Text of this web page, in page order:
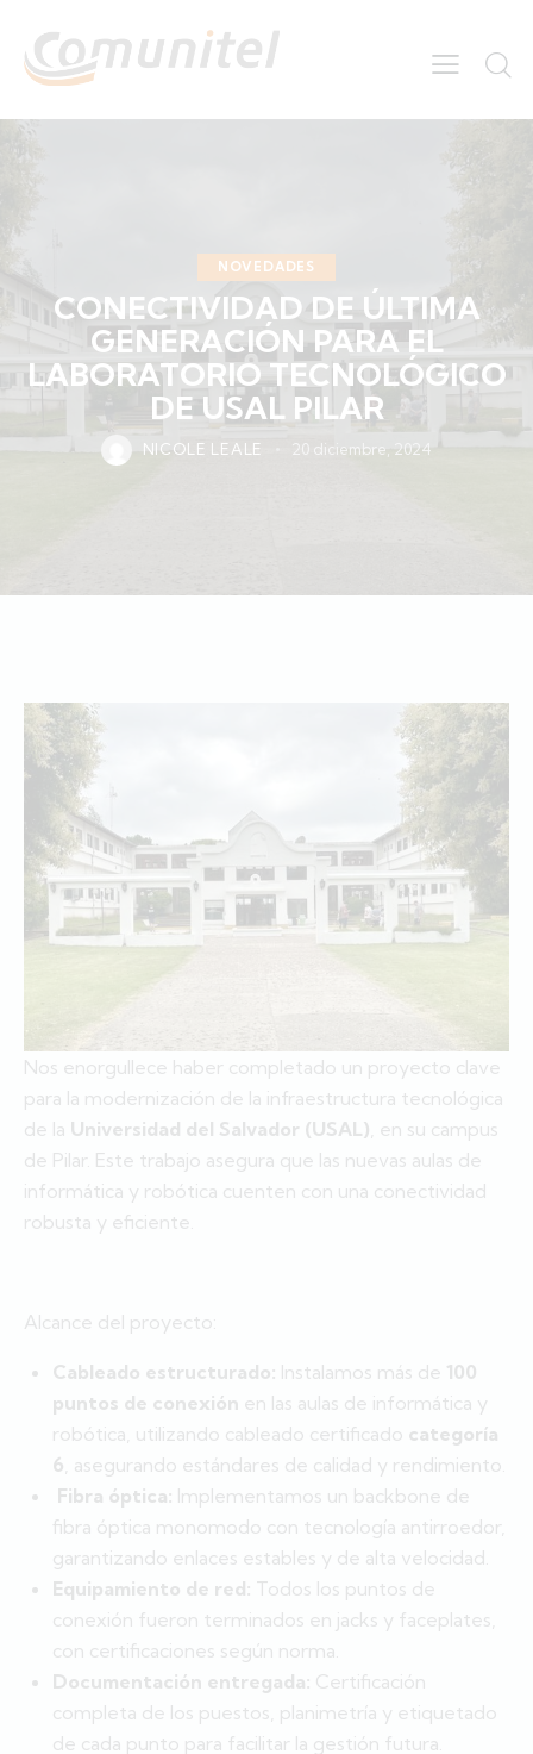
NOVEDADES
CONECTIVIDAD DE ÚLTIMA
GENERACIÓN PARA EL
LABORATORIO TECNOLÓGICO
DE USAL PILAR
NICOLE LEALE 20 diciembre, 2024
Nos enorgullece haber completado un proyecto clave
para la modernización de la infraestructura tecnológica
de la Universidad del Salvador (USAL) , en su campus
de Pilar. Este trabajo asegura que las nuevas aulas de
informática y robótica cuenten con una conectividad
robusta y eficiente.
Alcance del proyecto:
Cableado estructurado: Instalamos más de 100
puntos de conexión en las aulas de informática y
robótica, utilizando cableado certificado categoría
6 , asegurando estándares de calidad y rendimiento.
Fibra óptica: Implementamos un backbone de
fibra óptica monomodo con tecnología antirroedor,
garantizando enlaces estables y de alta velocidad.
Equipamiento de red: Todos los puntos de
conexión fueron terminados en jacks y faceplates,
con certificaciones según norma.
Documentación entregada: Certificación
completa de los puestos, planimetría y etiquetado
de cada punto para facilitar la gestión futura.